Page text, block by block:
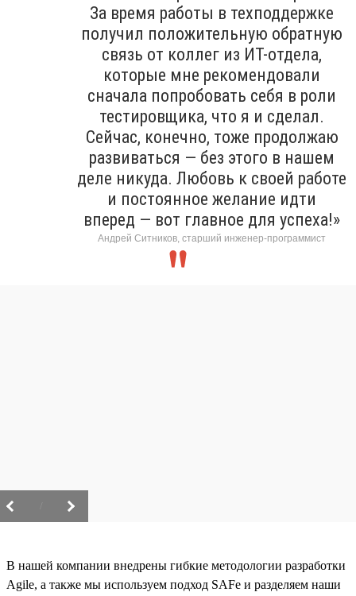
За время работы в техподдержке
получил положительную обратную
связь от коллег из ИТ-отдела,
которые мне рекомендовали
сначала попробовать себя в роли
тестировщика, что я и сделал.
Сейчас, конечно, тоже продолжаю
развиваться — без этого в нашем
деле никуда. Любовь к своей работе
и постоянное желание идти
вперед — вот главное для успеха!»
Андрей Ситников, старший инженер-программист
В нашей компании внедрены гибкие методологии разработки
Agile, а также мы используем подход SAFe и разделяем наши